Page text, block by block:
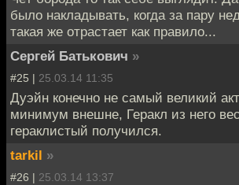
было накладывать, когда за пару
такая же отрастает как правило...
Сергей Батькович »
#25 | 25.03.14 11:35
Дуэйн конечно не самый великий
минимум внешне, Геракл из него
гераклистый получился.
tarkil »
#26 | 25.03.14 13:37